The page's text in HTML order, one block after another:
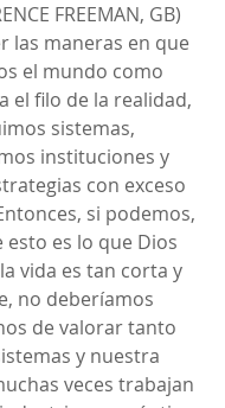
FREEMAN, GB)
el mundo como
el filo de la realidad,
sistemas,
instituciones y
con exceso
si podemos,
esto es lo que Dios
vida es tan corta y
no deberíamos
de valorar tanto
y nuestra
veces trabajan